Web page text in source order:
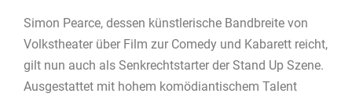
Simon Pearce, dessen künstlerische Bandbreite von
Volkstheater über Film zur Comedy und Kabarett reicht,
gilt nun auch als Senkrechtstarter der Stand Up Szene.
Ausgestattet mit hohem komödiantischem Talent